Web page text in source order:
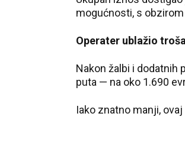
mogućnosti, s
Operater ublažio
Nakon žalbi i dodatnih
puta — na oko 1.690
Iako znatno manji,